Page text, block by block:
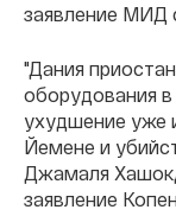
заявление МИД
"Дания
оборудования
ухудшение уже
Йемене и
Джамаля
заявление